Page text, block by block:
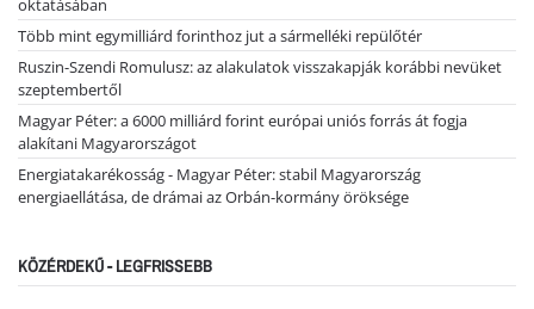
Több mint egymilliárd forinthoz jut a sármelléki repülőtér
Ruszin-Szendi Romulusz: az alakulatok visszakapják korábbi nevüket
szeptembertől
Magyar Péter: a 6000 milliárd forint európai uniós forrás át fogja
alakítani Magyarországot
Energiatakarékosság - Magyar Péter: stabil Magyarország
energiaellátása, de drámai az Orbán-kormány öröksége
KÖZÉRDEKŰ - LEGFRISSEBB